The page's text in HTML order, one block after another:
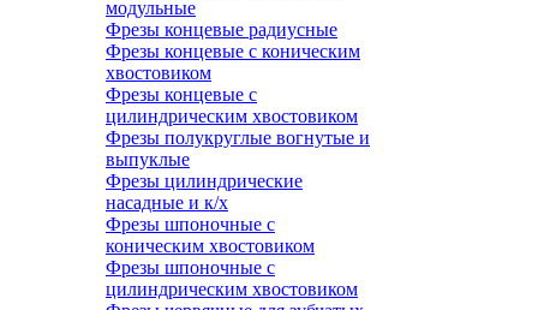
модульные
Фрезы концевые радиусные
Фрезы концевые с коническим
хвостовиком
Фрезы концевые с
цилиндрическим хвостовиком
Фрезы полукруглые вогнутые и
выпуклые
Фрезы цилиндрические
насадные и к/х
Фрезы шпоночные с
коническим хвостовиком
Фрезы шпоночные с
цилиндрическим хвостовиком